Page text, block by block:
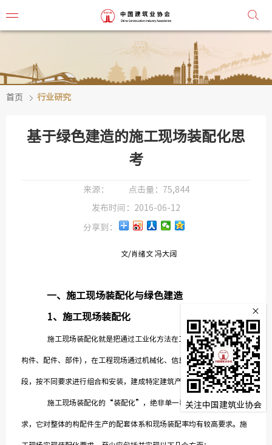
首页 行业研究
基于绿色建造的施工现场装配化思
考
来源： 点击量： 75,844
发布时间： 2016-06-12
分享到：
文/肖绪文 冯大阔
一、 施工现场装配化与绿色建造
1 、 施工现场装配化
施工现场装配化就是把通过工业化方法在工厂制造的工业产品(
构件、配件、部件) ，在工程现场通过机械化、信息化等工程技术手
段，按不同要求进行组合和安装，建成特定建筑产品的一种建造方式。
施工现场装配化的“装配化”，绝非单一装配式建筑的简单要
求，它对整体的构配件生产的配套体系和现场装配率均有较高要求。施
×
关注中国建筑业协会